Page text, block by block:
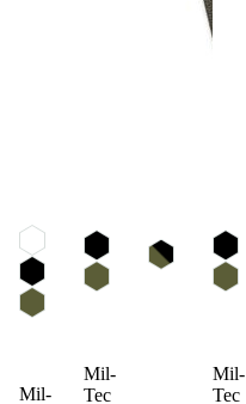
Mil-
Mil-
Tec
Mil-
Tec